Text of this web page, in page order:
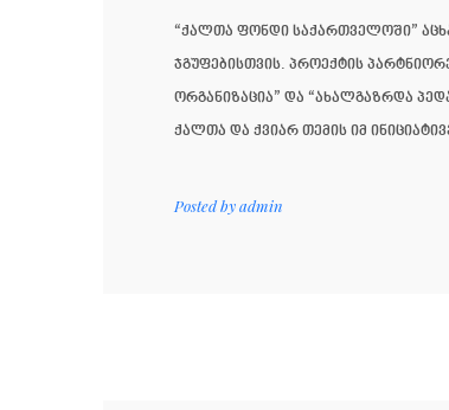
“ქალთა ფონდი საქართველოში”
ჯგუფებისთვის. პროექტის
ორგანიზაცია” და “ახალგაზრდა
ქალთა და ქვიარ თემის იმ
Posted byadmin